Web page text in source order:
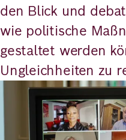
den Blick und
wie politische
gestaltet werden
Ungleichheiten zu